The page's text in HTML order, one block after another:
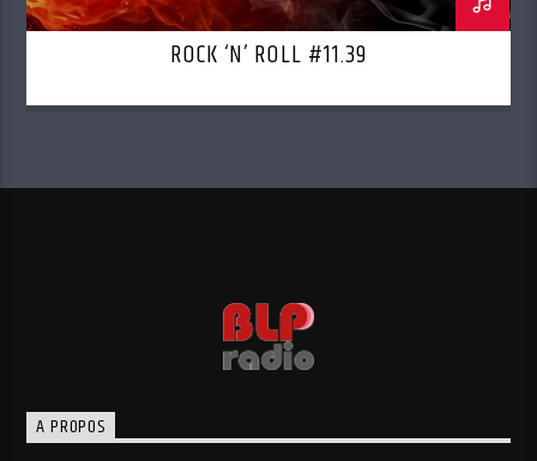
ROCK ‘N’ ROLL #11.39
A PROPOS